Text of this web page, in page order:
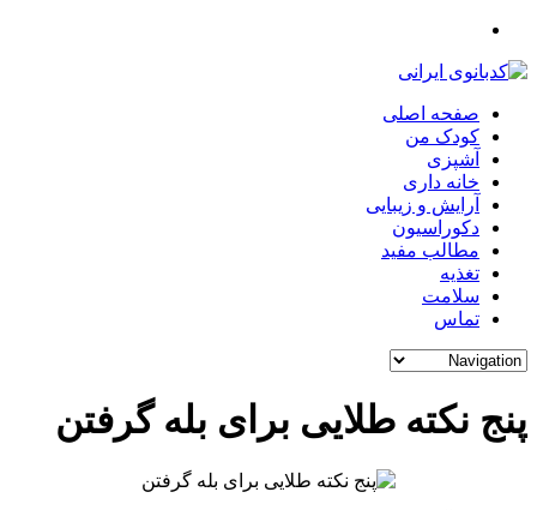
صفحه اصلی
کودک من
آشپزی
خانه داری
آرایش و زیبایی
دکوراسیون
مطالب مفید
تغذیه
سلامت
تماس
پنج نکته طلایی برای بله گرفتن